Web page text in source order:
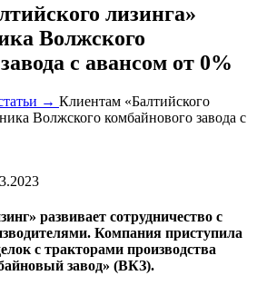
лизинга»
Волжского
с авансом от 0%
→ Клиентам «Балтийского
Волжского комбайнового завода с
развивает сотрудничество с
Компания приступила
с тракторами производства
завод» (ВКЗ).